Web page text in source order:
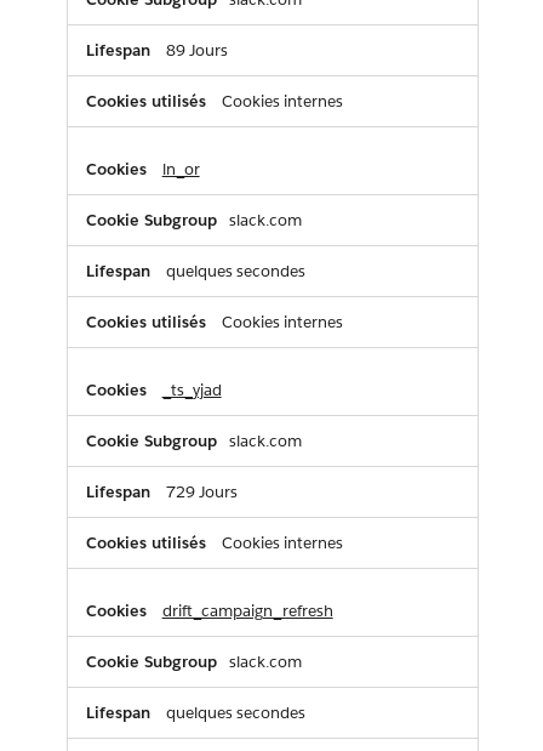
89 Jours
Cookies internes
ln_or
slack.com
quelques secondes
Cookies internes
_ts_yjad
slack.com
729 Jours
Cookies internes
drift_campaign_refresh
slack.com
quelques secondes